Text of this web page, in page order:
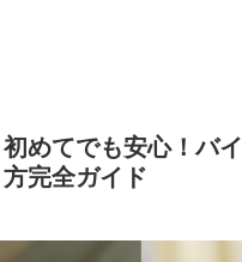
初めてでも安心！バ
完全ガイド